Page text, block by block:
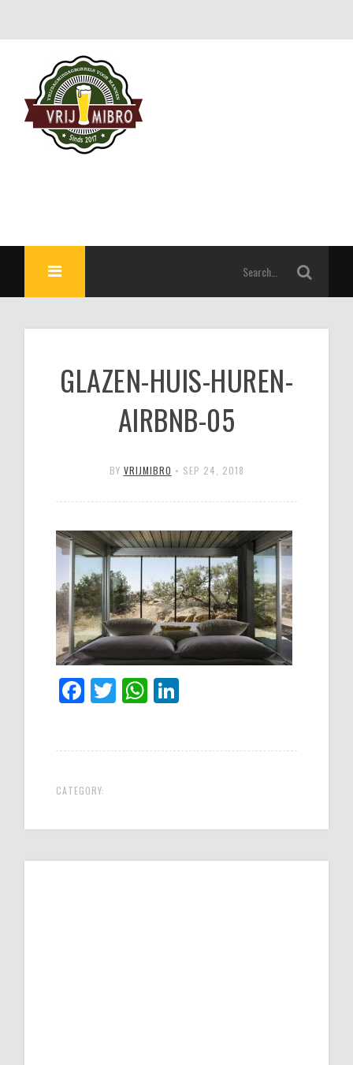
GLAZEN-HUIS-HUREN-
AIRBNB-05
BY VRIJMIBRO • SEP 24, 2018
Facebook
TwitterWhatsApp
CATEGORY: